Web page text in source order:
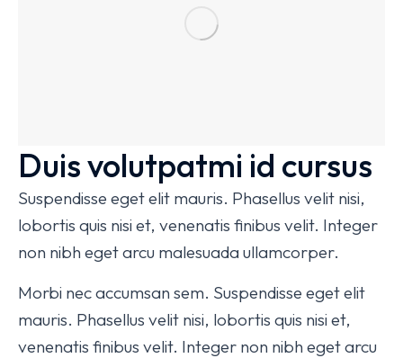
Duis volutpatmi id cursus
Suspendisse eget elit mauris. Phasellus velit nisi,
lobortis quis nisi et, venenatis finibus velit. Integer
non nibh eget arcu malesuada ullamcorper.
Morbi nec accumsan sem. Suspendisse eget elit
mauris. Phasellus velit nisi, lobortis quis nisi et,
venenatis finibus velit. Integer non nibh eget arcu